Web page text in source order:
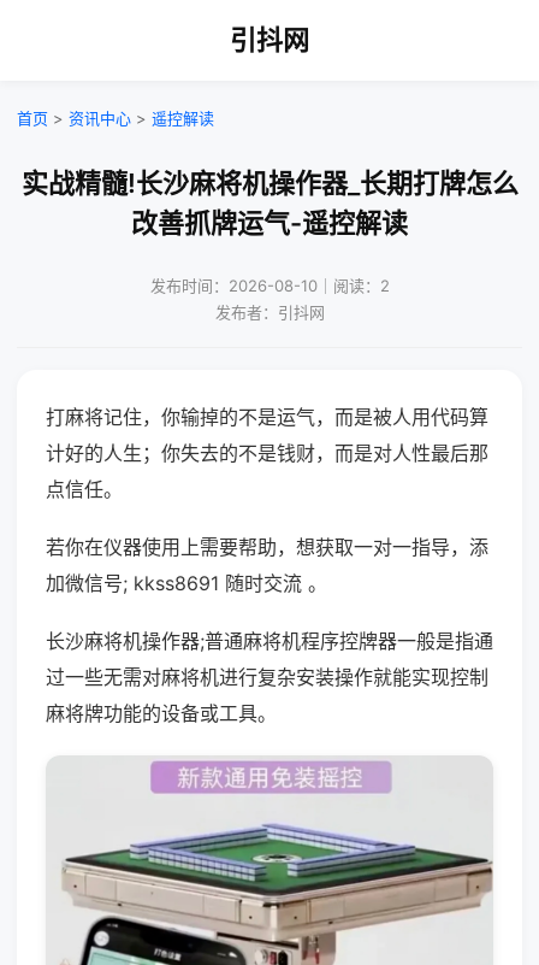
引抖网
首页 > 资讯中心 > 遥控解读
实战精髓!长沙麻将机操作器_长期打牌怎么
改善抓牌运气-遥控解读
发布时间：2026-08-10｜阅读：2
发布者：引抖网
打麻将记住，你输掉的不是运气，而是被人用代码算
计好的人生；你失去的不是钱财，而是对人性最后那
点信任。
若你在仪器使用上需要帮助，想获取一对一指导，添
加微信号; kkss8691 随时交流 。
长沙麻将机操作器;普通麻将机程序控牌器一般是指通
过一些无需对麻将机进行复杂安装操作就能实现控制
麻将牌功能的设备或工具。